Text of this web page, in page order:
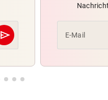
send
Abschicken E-Mail